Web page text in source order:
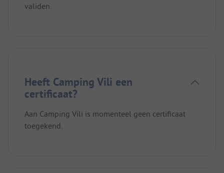
validen.
Heeft Camping Vili een
certificaat?
Aan Camping Vili is momenteel geen certificaat
toegekend.